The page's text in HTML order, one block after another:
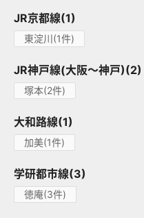
JR京都線(1)
東淀川(1件)
JR神戸線(大阪～神戸)(2)
塚本(2件)
大和路線(1)
加美(1件)
学研都市線(3)
徳庵(3件)